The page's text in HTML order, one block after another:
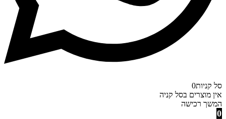
סל קניות0
אין מוצרים בסל קניה
המשך רכישה
0